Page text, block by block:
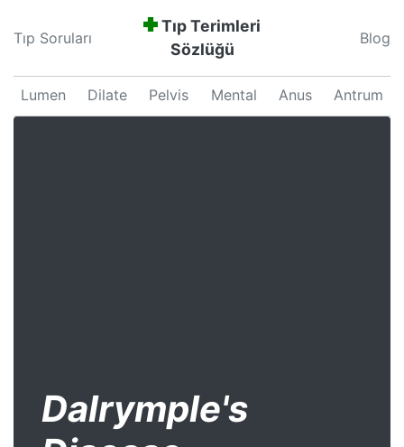
Tıp Soruları
Tıp Terimleri
Sözlüğü
Blog
Lumen Dilate Pelvis Mental Anus
Antrum
Dalrymple's